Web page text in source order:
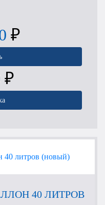
₽
₽
40 ЛИТРОВ